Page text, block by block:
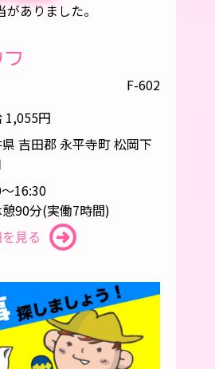
がありました。
フ
F-602
1,055円
吉田郡 永平寺町 松岡下
16:30
90分(実働7時間)
見る